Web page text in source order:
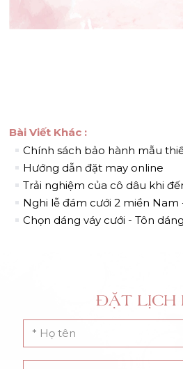
Bài Viết Khác :
Chính sách bảo hành mẫu
Hướng dẫn đặt may online
Trải nghiệm của cô dâu khi
Nghi lễ đám cưới 2 miền Nam
Chọn dáng váy cưới - Tôn
ĐẶT LỊCH